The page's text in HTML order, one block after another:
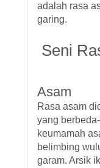
adalah rasa
garing.
Seni
Asam
Rasa asam
yang
keumamah
belimbing
garam. Arsik